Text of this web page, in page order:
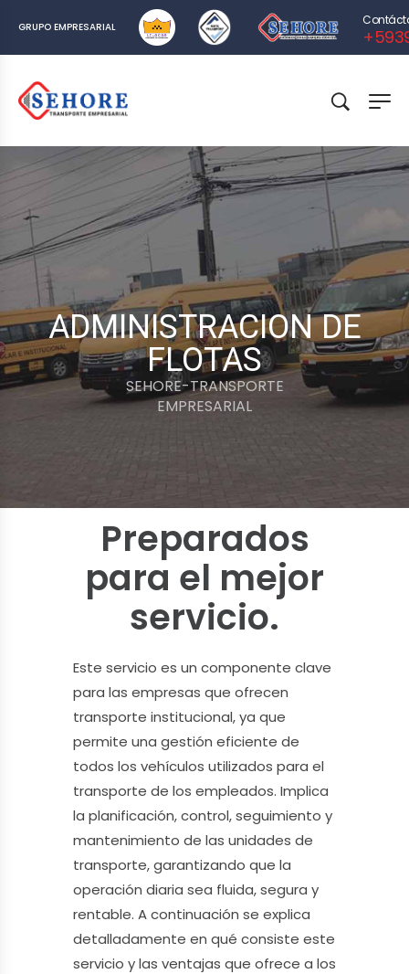
GRUPO EMPRESARIAL
ADMINISTRACION DE
FLOTAS
SEHORE-TRANSPORTE
EMPRESARIAL
Preparados
para el mejor
servicio.
Este servicio es un componente clave
para las empresas que ofrecen
transporte institucional, ya que
permite una gestión eficiente de
todos los vehículos utilizados para el
transporte de los empleados. Implica
la planificación, control, seguimiento y
mantenimiento de las unidades de
transporte, garantizando que la
operación diaria sea fluida, segura y
rentable. A continuación se explica
detalladamente en qué consiste este
servicio y las ventajas que ofrece a los